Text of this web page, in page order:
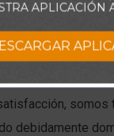
la voluntad del
vidas llenas de
y una
somos
debidamente
APLICACIÓN